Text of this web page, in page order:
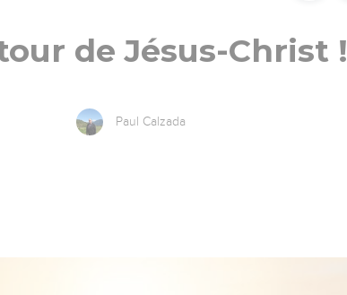
de Jésus-Christ !
Paul Calzada